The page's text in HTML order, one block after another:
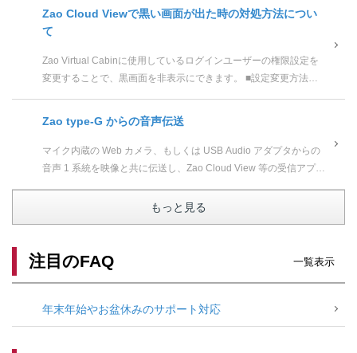
Zao Cloud Viewで黒い画面が出た時の対処方法につい
て
Zao Virtual Cabinに使用しているログインユーザーの権限設定を
変更することで、黒画面を非表示にできます。 ■設定変更方法
Zao type-G からの音声伝送
マイク内蔵の Web カメラ、もしくは USB Audio アダプタからの
音声 1 系統を映像と共に伝送し、Zao Cloud View 等の受信アプリ
もっと見る
注目のFAQ 一覧表示
年末年始やお盆休みのサポート対応